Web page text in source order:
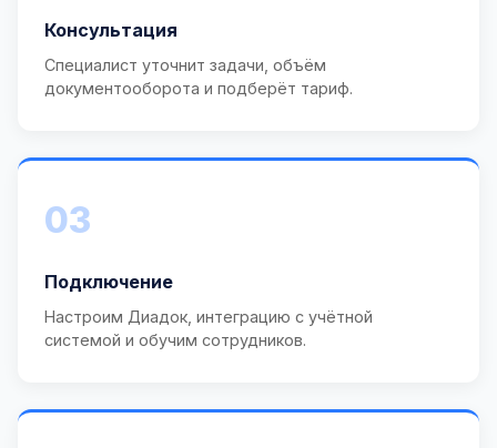
Консультация
Специалист уточнит задачи, объём
документооборота и подберёт тариф.
03
Подключение
Настроим Диадок, интеграцию с учётной
системой и обучим сотрудников.